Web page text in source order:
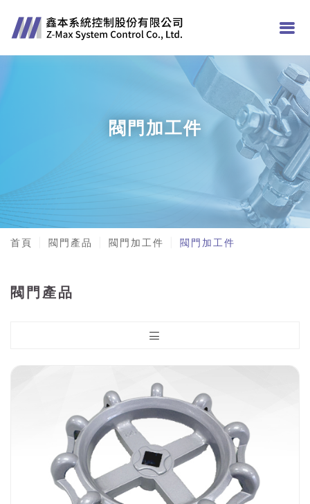
閥門加工件
首頁 閥門產品 閥門加工件 閥門加工件
閥門產品